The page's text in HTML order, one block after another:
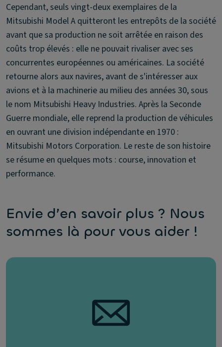
Cependant, seuls vingt-deux exemplaires de la
Mitsubishi Model A quitteront les entrepôts de la société
avant que sa production ne soit arrêtée en raison des
coûts trop élevés : elle ne pouvait rivaliser avec ses
concurrentes européennes ou américaines. La société
retourne alors aux navires, avant de s'intéresser aux
avions et à la machinerie au milieu des années 30, sous
le nom Mitsubishi Heavy Industries. Après la Seconde
Guerre mondiale, elle reprend la production de véhicules
en ouvrant une division indépendante en 1970 :
Mitsubishi Motors Corporation. Le reste de son histoire
se résume en quelques mots : course, innovation et
performance.
Envie d’en savoir plus ? Nous
sommes là pour vous aider !